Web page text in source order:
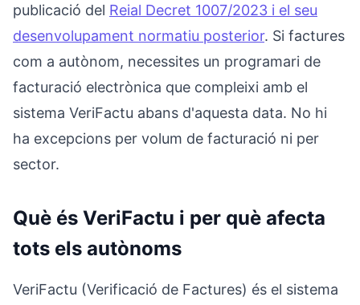
publicació del Reial Decret 1007/2023 i el seu
desenvolupament normatiu posterior. Si factures
com a autònom, necessites un programari de
facturació electrònica que compleixi amb el
sistema VeriFactu abans d'aquesta data. No hi
ha excepcions per volum de facturació ni per
sector.
Què és VeriFactu i per què afecta
tots els autònoms
VeriFactu (Verificació de Factures) és el sistema